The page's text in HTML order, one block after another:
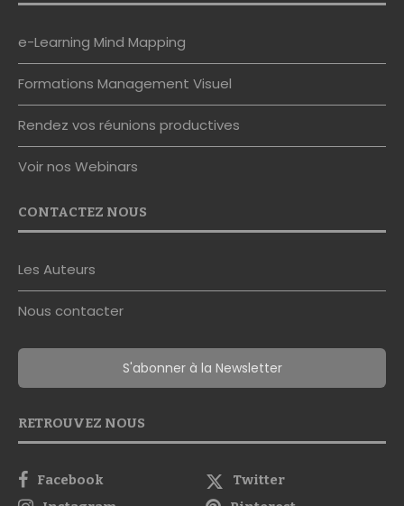
Rendez vos réunions productives
Voir nos Webinars
CONTACTEZ NOUS
Les Auteurs
S'abonner à la Newsletter
RETROUVEZ NOUS
Facebook
Instagram
Pinterest
Linkedin
Youtube
Email
Rss